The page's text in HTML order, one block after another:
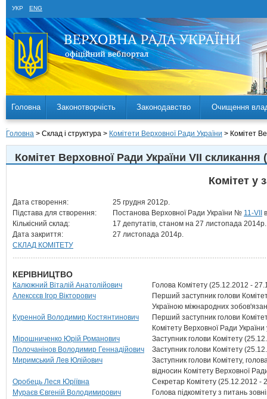
УКР ENG
Головна Законотворчість Законодавство Очищення
Головна > Склад і структура > Комітети Верховної Ради України > Комітет
Комітет Верховної Ради України VII скликання
Комітет у
Дата створення:
25 грудня 2012р.
Підстава для створення:
Постанова Верховної Ради України № 11-VII
Кількісний склад:
17 депутатів, станом на 27 листопада 2014р.
Дата закриття:
27 листопада 2014р.
СКЛАД КОМІТЕТУ
КЕРІВНИЦТВО
Калюжний Віталій Анатолійович
Голова Комітету (25.12.2012 -
Алексєєв Ігор Вікторович
Перший заступник голови
Україною міжнародних
Куренной Володимир Костянтинович
Перший заступник голови
Комітету Верховної Ради
Мірошниченко Юрій Романович
Заступник голови Комітету
Полочанінов Володимир Геннадійович
Заступник голови Комітету
Миримський Лев Юлійович
Заступник голови Комітету,
відносин Комітету Верховної
Оробець Леся Юріївна
Секретар Комітету (25.12.2012 -
Мураєв Євгеній Володимирович
Голова підкомітету з питань